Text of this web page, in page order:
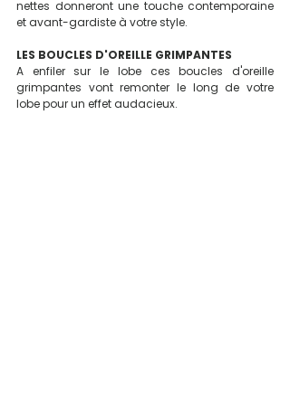
nettes donneront une touche contemporaine
et avant-gardiste à votre style.
LES BOUCLES D'OREILLE GRIMPANTES
A enfiler sur le lobe ces boucles d'oreille
grimpantes vont remonter le long de votre
lobe pour un effet audacieux.